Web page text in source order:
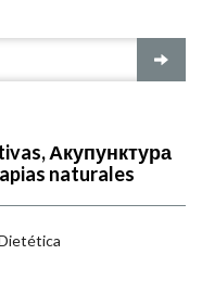
Акупунктура
naturales